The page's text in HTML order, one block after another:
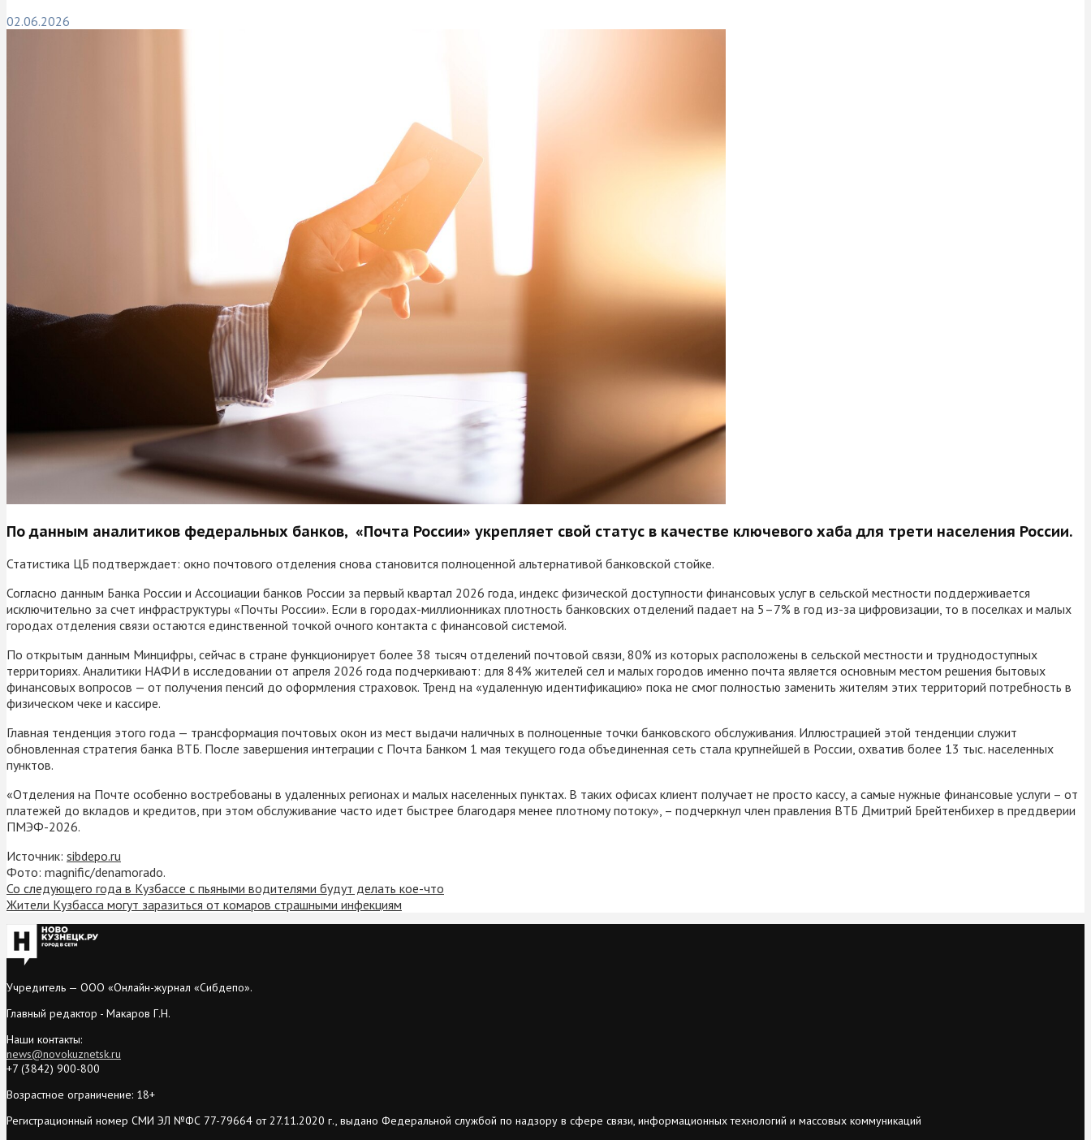
02.06.2026
По данным аналитиков федеральных банков, «Почта России» укрепляет свой статус в качестве ключевого хаба для трети населения России.
Статистика ЦБ подтверждает: окно почтового отделения снова становится полноценной альтернативой банковской стойке.
Согласно данным Банка России и Ассоциации банков России за первый квартал 2026 года, индекс физической доступности финансовых услуг в сельской местности поддерживается
исключительно за счет инфраструктуры «Почты России». Если в городах-миллионниках плотность банковских отделений падает на 5–7% в год из-за цифровизации, то в поселках и малых
городах отделения связи остаются единственной точкой очного контакта с финансовой системой.
По открытым данным Минцифры, сейчас в стране функционирует более 38 тысяч отделений почтовой связи, 80% из которых расположены в сельской местности и труднодоступных
территориях. Аналитики НАФИ в исследовании от апреля 2026 года подчеркивают: для 84% жителей сел и малых городов именно почта является основным местом решения бытовых
финансовых вопросов — от получения пенсий до оформления страховок. Тренд на «удаленную идентификацию» пока не смог полностью заменить жителям этих территорий потребность в
физическом чеке и кассире.
Главная тенденция этого года — трансформация почтовых окон из мест выдачи наличных в полноценные точки банковского обслуживания. Иллюстрацией этой тенденции служит
обновленная стратегия банка ВТБ. После завершения интеграции с Почта Банком 1 мая текущего года объединенная сеть стала крупнейшей в России, охватив более 13 тыс. населенных
пунктов.
«Отделения на Почте особенно востребованы в удаленных регионах и малых населенных пунктах. В таких офисах клиент получает не просто кассу, а самые нужные финансовые услуги – от
платежей до вкладов и кредитов, при этом обслуживание часто идет быстрее благодаря менее плотному потоку», – подчеркнул член правления ВТБ Дмитрий Брейтенбихер в преддверии
ПМЭФ-2026.
Источник: sibdepo.ru
Фото: magnific/denamorado.
Со следующего года в Кузбассе с пьяными водителями будут делать кое-что
Жители Кузбасса могут заразиться от комаров страшными инфекциям
Учредитель — ООО «Онлайн-журнал «Сибдепо».
Главный редактор - Макаров Г.Н.
Наши контакты:
news@novokuznetsk.ru
+7 (3842) 900-800
Возрастное ограничение: 18+
Регистрационный номер СМИ ЭЛ №ФС 77-79664 от 27.11.2020 г., выдано Федеральной службой по надзору в сфере связи, информационных технологий и массовых коммуникаций